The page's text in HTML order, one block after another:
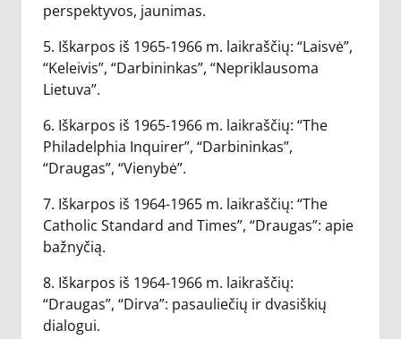
perspektyvos, jaunimas.
5. Iškarpos iš 1965-1966 m. laikraščių: “Laisvė”,
“Keleivis”, “Darbininkas”, “Nepriklausoma
Lietuva”.
6. Iškarpos iš 1965-1966 m. laikraščių: “The
Philadelphia Inquirer”, “Darbininkas”,
“Draugas”, “Vienybė”.
7. Iškarpos iš 1964-1965 m. laikraščių: “The
Catholic Standard and Times”, “Draugas”: apie
bažnyčią.
8. Iškarpos iš 1964-1966 m. laikraščių:
“Draugas”, “Dirva”: pasauliečių ir dvasiškių
dialogui.